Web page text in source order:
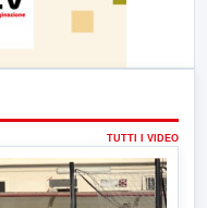
TUTTI I VIDEO